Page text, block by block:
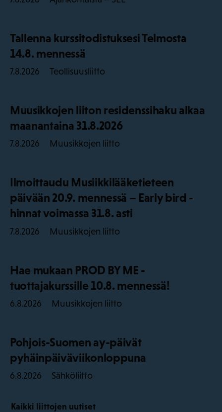
Tallenna kurssitodistuksesi Telmosta
14.8. mennessä
7.8.2026 Teollisuusliitto
Muusikkojen liiton residenssihaku alkaa
maanantaina 31.8.2026
7.8.2026 Muusikkojen liitto
Ilmoittaudu Musiikkilääketieteen
päivään 20.9. mennessä – Early bird -
hinnat voimassa 31.8. asti
7.8.2026 Muusikkojen liitto
Hae mukaan PROD BY ME -
tuottajakurssille 10.8. mennessä!
6.8.2026 Muusikkojen liitto
Pohjois-Suomen ay-päivät
pyhäinpäiväviikonloppuna
6.8.2026 Sähköliitto
Kaikki liittojen uutiset